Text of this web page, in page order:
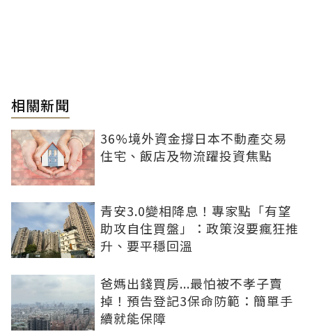
相關新聞
36%境外資金撐日本不動產交易
住宅、飯店及物流躍投資焦點
青安3.0變相降息！專家點「有望
助攻自住買盤」：政策沒要瘋狂推
升、要平穩回溫
爸媽出錢買房...最怕被不孝子賣
掉！預告登記3保命防範：簡單手
續就能保障